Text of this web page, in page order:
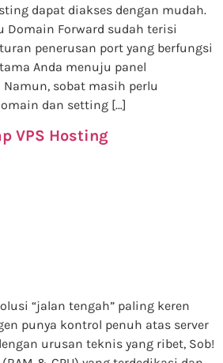
dapat diakses dengan mudah.
Domain Forward sudah terisi
penerusan port yang berfungsi
Anda menuju panel
sobat masih perlu
dan setting […]
VPS Hosting
“jalan tengah” paling keren
punya kontrol penuh atas server
urusan teknis yang ribet, Sob!